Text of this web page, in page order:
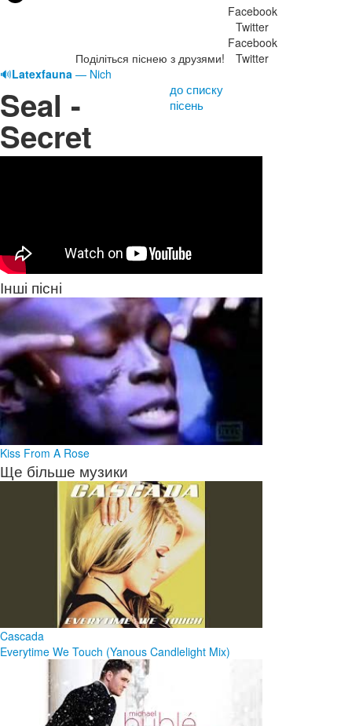
Поділіться піснею з друзями!
Facebook
Twitter
Facebook
Twitter
🔊Latexfauna — Nich
Seal -
Secret
до списку
пісень
Інші пісні
Kiss From A Rose
Ще більше музики
Cascada
Everytime We Touch (Yanous Candlelight Mix)